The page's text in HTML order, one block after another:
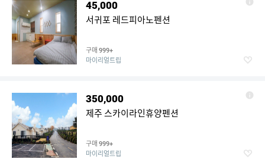
45,000
서귀포 레드피아노펜션
구매 999+
마이리얼트립
350,000
제주 스카이라인휴양펜션
구매 999+
마이리얼트립